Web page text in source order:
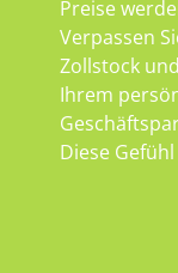
Preise
Verpassen
Zollstock
Ihrem
Diese